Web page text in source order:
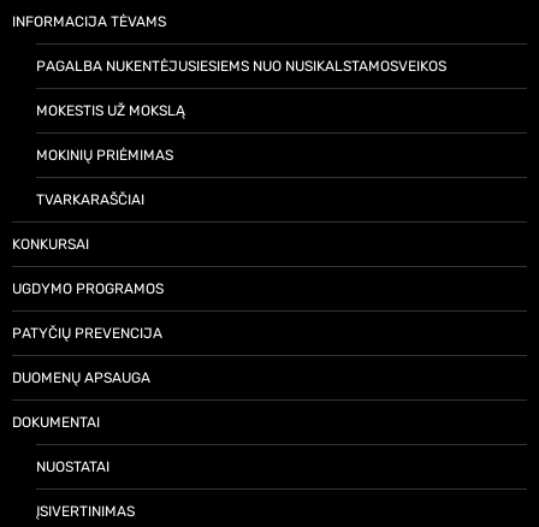
INFORMACIJA TĖVAMS
PAGALBA NUKENTĖJUSIESIEMS NUO NUSIKALSTAMOSVEIKOS
MOKESTIS UŽ MOKSLĄ
MOKINIŲ PRIĖMIMAS
TVARKARAŠČIAI
KONKURSAI
UGDYMO PROGRAMOS
PATYČIŲ PREVENCIJA
DUOMENŲ APSAUGA
DOKUMENTAI
NUOSTATAI
ĮSIVERTINIMAS